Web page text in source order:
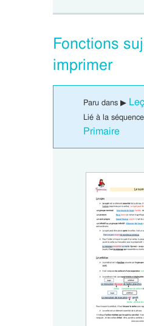
Fonctions
imprimer
Paru dans ▶
Lié à la
Primaire